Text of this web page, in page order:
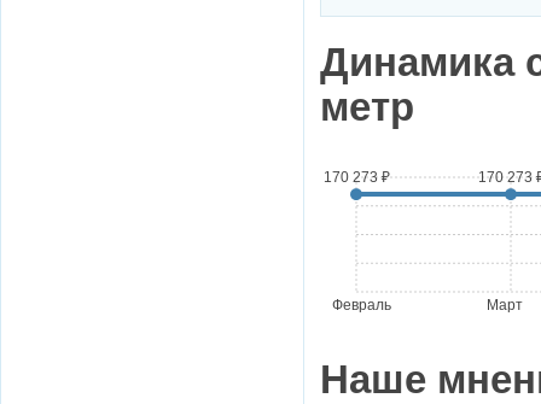
Динамика
метр
170 273 ₽ 170 273
Февраль Март
Наше